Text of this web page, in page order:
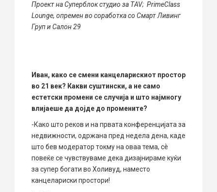
Проект на Суперблок студио за ТAV; PrimeClass
Lounge, опремен во соработка со Смарт Ливинг
Груп и Салон 29
Иван, како се смени канцеларискиот простор
во 21 век? Какви суштински, а не само
естетски промени се случија и што најмногу
влијаеше да дојде до промените?
-Како што реков и на првата конференцијата за
недвижности, одржана пред недела дена, каде
што бев модератор токму на оваа тема, сѐ
повеќе се чувствуваме дека дизајнираме куќи
за супер богати во Холивуд, наместо
канцелариски простори!